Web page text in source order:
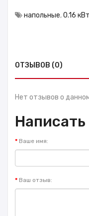
напольные,0.16
ОТЗЫВОВ (0)
Нет отзывов о
Ваше имя:
Ваш отзыв: